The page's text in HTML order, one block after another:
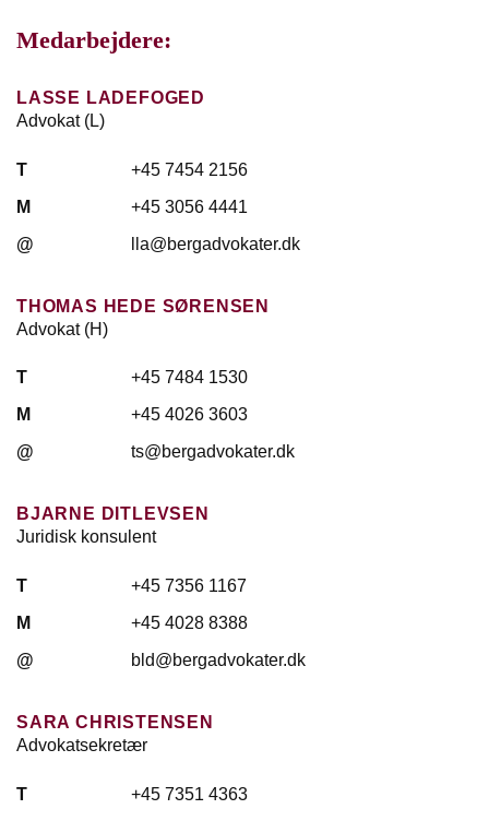
Medarbejdere:
LASSE LADEFOGED
Advokat (L)
T
+45 7454 2156
M
+45 3056 4441
@
lla@bergadvokater.dk
THOMAS HEDE SØRENSEN
Advokat (H)
T
+45 7484 1530
M
+45 4026 3603
@
ts@bergadvokater.dk
BJARNE DITLEVSEN
Juridisk konsulent
T
+45 7356 1167
M
+45 4028 8388
@
bld@bergadvokater.dk
SARA CHRISTENSEN
Advokatsekretær
T
+45 7351 4363